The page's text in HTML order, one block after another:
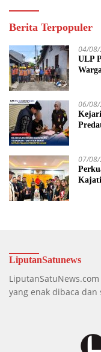
Berita Terpopuler
04/
ULP
06/
07/
LiputanSatunews
yang enak dibaca dan